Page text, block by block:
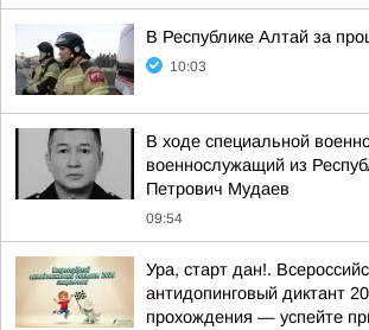
В Республике Алтай за
10:03
В ходе специальной
военнослужащий из
Петрович Мудаев
09:54
Ура, старт дан!.
антидопинговый диктант
прохождения — успейте